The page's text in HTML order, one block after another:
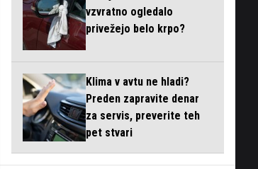
vzvratno ogledalo
privežejo belo krpo?
Klima v avtu ne hladi?
Preden zapravite denar
za servis, preverite teh
pet stvari